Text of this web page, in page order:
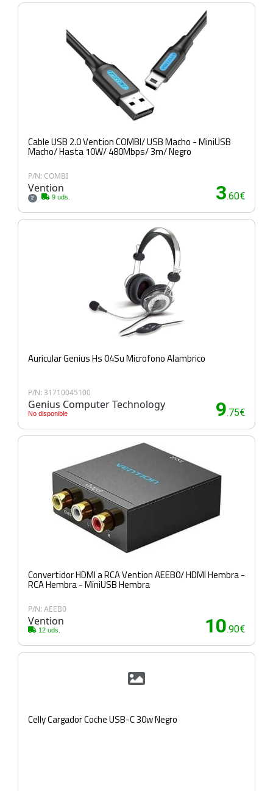
Cable USB 2.0 Vention COMBI/ USB Macho - MiniUSB
Macho/ Hasta 10W/ 480Mbps/ 3m/ Negro
P/N: COMBI
Vention
2 9 uds. 3.60€
Auricular Genius Hs 04Su Microfono Alambrico
P/N: 31710045100
Genius Computer Technology
No disponible 9.75€
Convertidor HDMI a RCA Vention AEEB0/ HDMI Hembra -
RCA Hembra - MiniUSB Hembra
P/N: AEEB0
Vention
12 uds. 10.90€
Celly Cargador Coche USB-C 30w Negro